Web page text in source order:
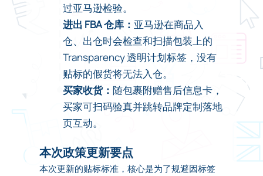
过亚马逊检验。
进出 FBA 仓库： 亚马逊在商品入
仓、出仓时会检查和扫描包装上的
Transparency 透明计划标签，没有
贴标的假货将无法入仓。
买家收货：随包裹附赠售后信息卡，
买家可扫码验真并跳转品牌定制落地
页互动。
本次政策更新要点
本次更新的贴标标准，核心是为了规避因标签